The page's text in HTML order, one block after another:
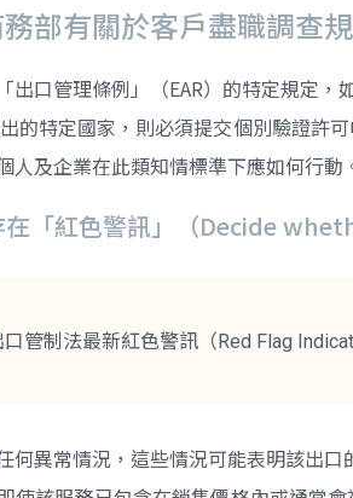
部有關於客戶盡職調查
出口管理條例」（EAR）的特定規定
出的特定國家，則必須提交個別驗證許
人及企業在此類知情標準下應如何行動
在「紅色警訊」（Decide
管制法最新紅色警訊（Red Flag
何異常情況，這些情況可能表明該出